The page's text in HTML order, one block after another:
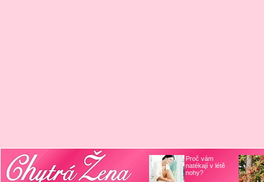
Proč vám
natékají v létě
nohy?